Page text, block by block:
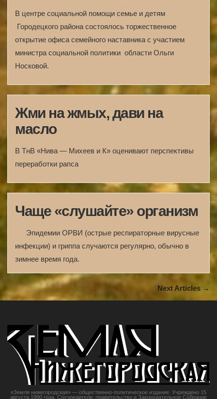
В центре социальной помощи семье и детям
Городецкого района состоялось торжественное
открытие офиса семейного наставника с участием
министра социальной политики области Ольги
Носковой.
Жми на жмых, дави на
масло
В ТнВ «Нива — Михеев и К» оценивают перспективы
переработки рапса
Чаще «слушайте» организм
Эпидемии ОРВИ (острые респираторные вирусные
инфекции) и гриппа случаются регулярно, обычно в
зимнее время года.
Next Articles →
«Земля нижегородская» — общественно-политическое издание. Учреждено 15
августа 1990 года. Соучредители: правительство и Законодательное Собрание